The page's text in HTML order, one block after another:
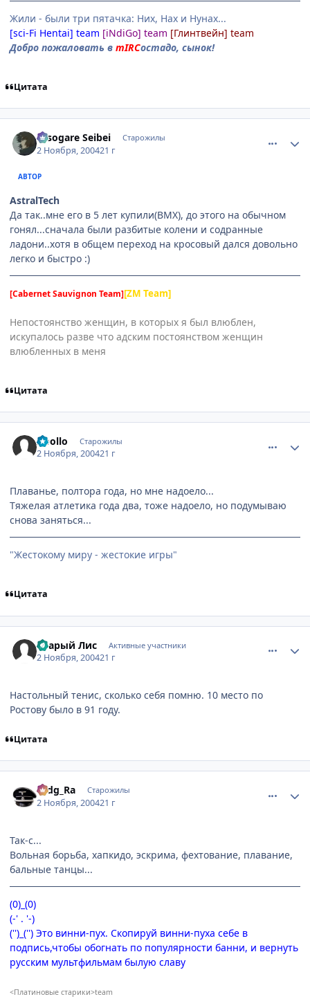
Жили - были три пятачка: Них, Нах и Нунах...
[sci-Fi Hentai] team [iNdiGo] team [Глинтвейн] team
Добро пожаловать в mIRCостадо, сынок!
Цитата
Tasogare Seibei Старожилы
2 Ноября, 200421 г
АВТОР
AstralTech
Да так..мне его в 5 лет купили(BMX), до этого на обычном
гонял...сначала были разбитые колени и содранные
ладони..хотя в общем переход на кросовый дался довольно
легко и быстро :)
[Cabernet Sauvignon Team][ZM Team]
Непостоянство женщин, в которых я был влюблен,
искупалось разве что адским постоянством женщин
влюбленных в меня
Цитата
Apollo Старожилы
2 Ноября, 200421 г
Плаванье, полтора года, но мне надоело...
Тяжелая атлетика года два, тоже надоело, но подумываю
снова заняться...
"Жестокому миру - жестокие игры"
Цитата
Старый Лис Активные участники
2 Ноября, 200421 г
Настольный тенис, сколько себя помню. 10 место по
Ростову было в 91 году.
Цитата
Hidg_Ra Старожилы
2 Ноября, 200421 г
Так-с...
Вольная борьба, хапкидо, эскрима, фехтование, плавание,
бальные танцы...
(0)_(0)
(-' . '-)
('')_('') Это винни-пух. Скопируй винни-пуха себе в
подпись,чтобы обогнать по популярности банни, и вернуть
русским мультфильмам былую славу
<Платиновые старики>team